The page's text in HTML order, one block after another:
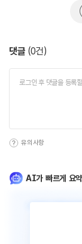
댓글 (0건)
유의사항
AI가 빠르게 요